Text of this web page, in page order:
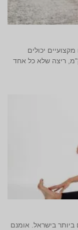
יכולים
מדובר על ריצה למרחק של 42.195 ק"מ, ריצה שלא כל אחד
בישראל. אומנם